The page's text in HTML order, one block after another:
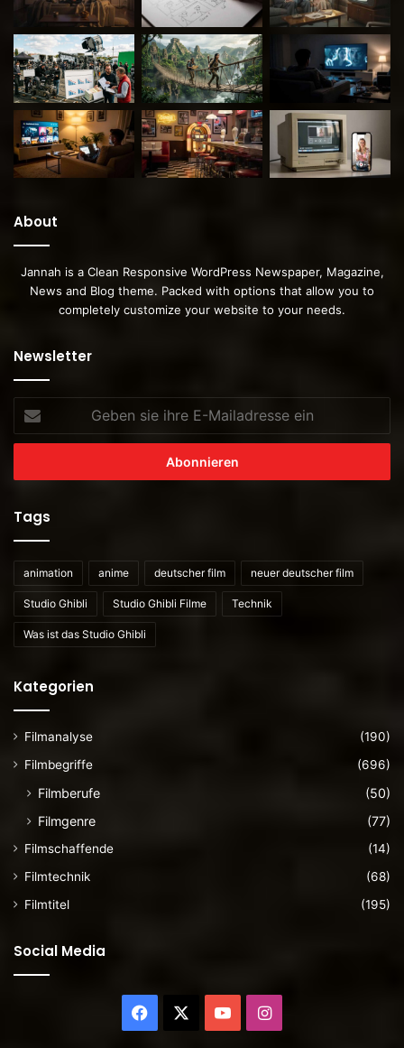
About
Jannah is a Clean Responsive WordPress Newspaper, Magazine,
News and Blog theme. Packed with options that allow you to
completely customize your website to your needs.
Newsletter
sie
ihre
Mailadresse
Tags
animation anime deutscher film neuer deutscher film
Studio Ghibli Studio Ghibli Filme Technik
Was ist das Studio Ghibli
Kategorien
Filmanalyse
(190)
Filmbegriffe
(696)
Filmberufe
(50)
Filmgenre
(77)
Filmschaffende
(14)
Filmtechnik
(68)
Filmtitel
(195)
Social Media
Facebook YouTubeInstagram